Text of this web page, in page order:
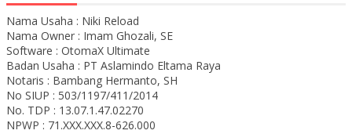
Nama Usaha : Niki Reload
Nama Owner : Imam Ghozali, SE
Software : OtomaX Ultimate
Badan Usaha : PT Aslamindo Eltama Raya
Notaris : Bambang Hermanto, SH
No SIUP : 503/1197/411/2014
No. TDP : 13.07.1.47.02270
NPWP : 71.XXX.XXX.8-626.000